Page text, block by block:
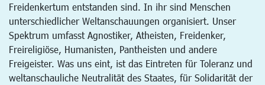
Freidenkertum entstanden sind. In ihr sind Menschen
unterschiedlicher Weltanschauungen organisiert. Unser
Spektrum umfasst Agnostiker, Atheisten, Freidenker,
Freireligiöse, Humanisten, Pantheisten und andere
Freigeister. Was uns eint, ist das Eintreten für Toleranz und
weltanschauliche Neutralität des Staates, für Solidarität der